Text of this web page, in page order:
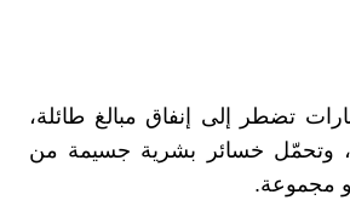
تضطر إلى إنفاق مبالغ طائلة،
وتحمّل خسائر بشرية جسيمة من
مجموعة.